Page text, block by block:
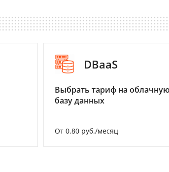
DBaaS
Выбрать тариф на
базу данных
От 0.80 руб./месяц